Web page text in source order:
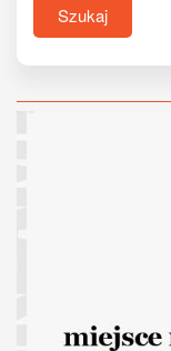
Szukaj